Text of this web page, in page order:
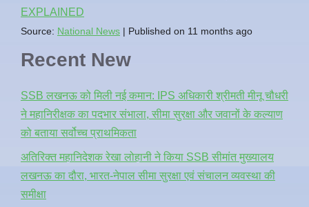
EXPLAINED
Source: National News Published on 11 months ago
Recent New
SSB लखनऊ को मिली नई कमान: IPS अधिकारी श्रीमती मीनू चौधरी
ने महानिरीक्षक का पदभार संभाला, सीमा सुरक्षा और जवानों के कल्याण
को बताया सर्वोच्च प्राथमिकता
अतिरिक्त महानिदेशक रेखा लोहानी ने किया SSB सीमांत मुख्यालय
लखनऊ का दौरा, भारत-नेपाल सीमा सुरक्षा एवं संचालन व्यवस्था की
समीक्षा